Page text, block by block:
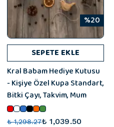
%20
SEPETE EKLE
Kral Babam Hediye Kutusu
- Kişiye Özel Kupa Standart,
Bitki Çayı, Takvim, Mum
₺ 1,298.27₺ 1,039.50